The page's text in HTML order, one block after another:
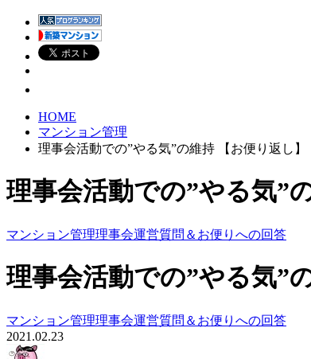
HOME
マンション管理
理事会活動での”やる気”の維持 【お便り返し】
理事会活動での”やる気”
マンション管理理事会運営質問＆お便りへの回答
理事会活動での”やる気”
マンション管理理事会運営質問＆お便りへの回答
2021.02.23